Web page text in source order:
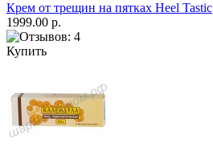
Крем от трещин на пятках Heel Tastic
1999.00 р.
Купить